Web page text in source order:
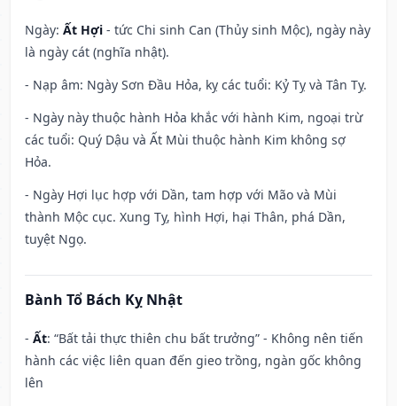
Ngày: Ất Hợi - tức Chi sinh Can (Thủy sinh Mộc), ngày này
là ngày cát (nghĩa nhật).
- Nạp âm: Ngày Sơn Đầu Hỏa, kỵ các tuổi: Kỷ Tỵ và Tân Tỵ.
- Ngày này thuộc hành Hỏa khắc với hành Kim, ngoại trừ
các tuổi: Quý Dậu và Ất Mùi thuộc hành Kim không sợ
Hỏa.
- Ngày Hợi lục hợp với Dần, tam hợp với Mão và Mùi
thành Mộc cục. Xung Tỵ, hình Hợi, hại Thân, phá Dần,
tuyệt Ngọ.
Bành Tổ Bách Kỵ Nhật
- Ất: “Bất tải thực thiên chu bất trưởng” - Không nên tiến
hành các việc liên quan đến gieo trồng, ngàn gốc không
lên